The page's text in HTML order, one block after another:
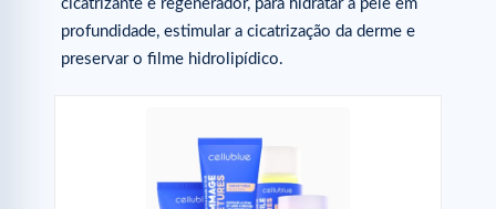
cicatrizante e regenerador, para hidratar a pele em
profundidade, estimular a cicatrização da derme e
preservar o filme hidrolipídico.